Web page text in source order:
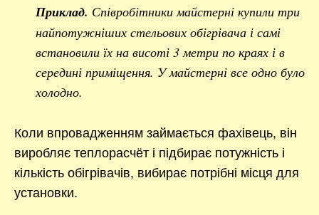
Приклад. Співробітники майстерні купили три
найпотужніших стельових обігрівача і самі
встановили їх на висоті 3 метри по краях і в
середині приміщення. У майстерні все одно було
холодно.
Коли впровадженням займається фахівець, він
виробляє теплорасчёт і підбирає потужність і
кількість обігрівачів, вибирає потрібні місця для
установки.